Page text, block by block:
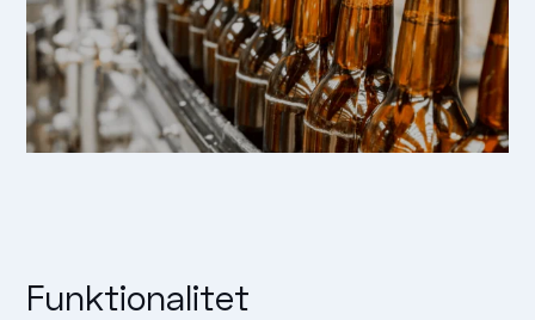
Funktionalitet